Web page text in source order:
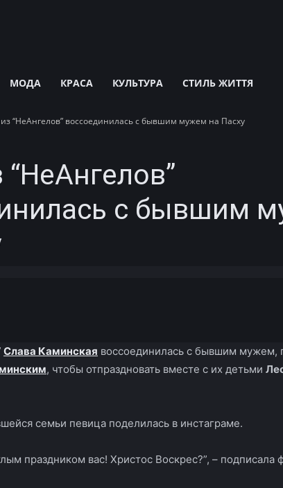
МОДА КРАСА КУЛЬТУРА СТИЛЬ ЖИТТЯ
“НеАнгелов” воссоединилась с бывшим мужем на Пасху
с бывшим
Слава Каминская воссоединилась с бывшим мужем,
, чтобы отпраздновать вместе с их детьми
семьи певица поделилась в инстаграме.
праздником вас! Христос Воскрес?”, – подписала